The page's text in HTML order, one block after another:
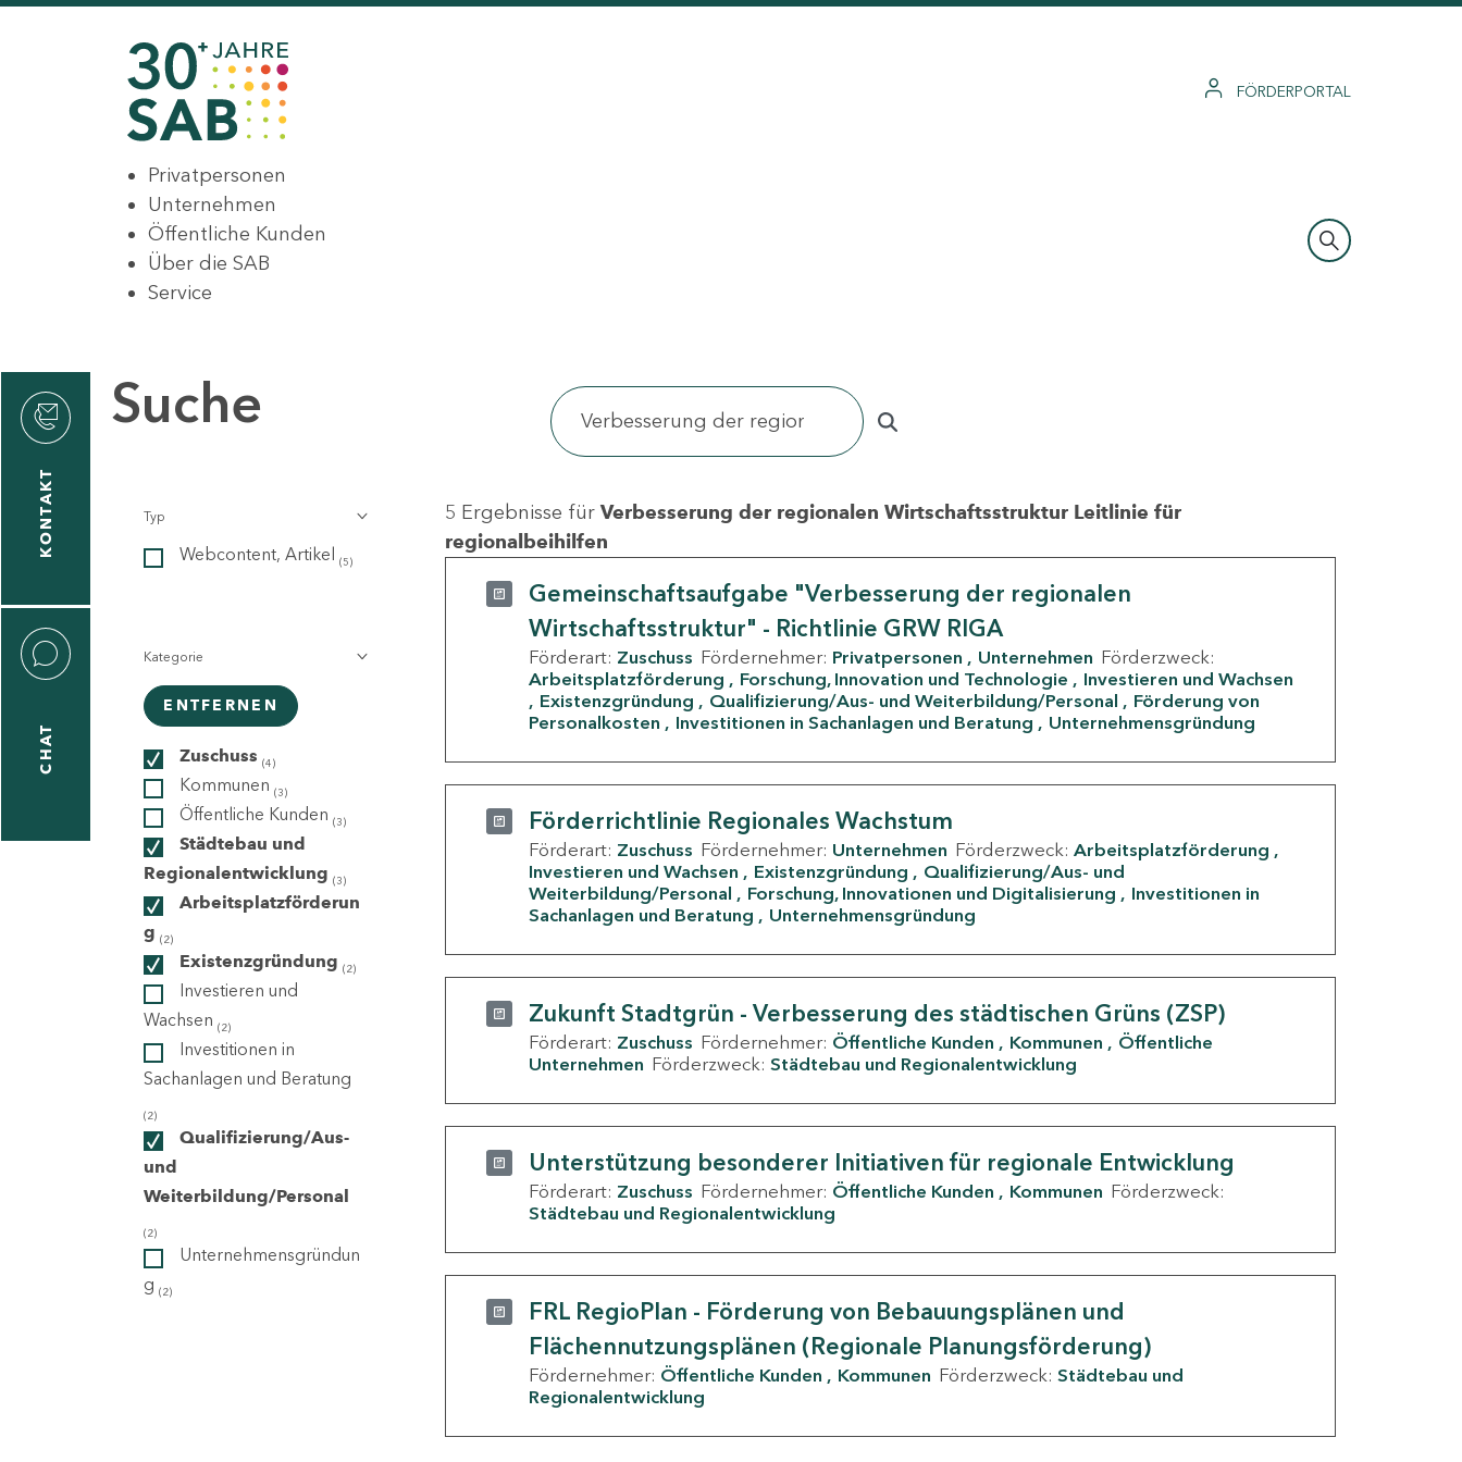
FÖRDERPORTAL
Privatpersonen
Unternehmen
Öffentliche Kunden
Über die SAB
Service
KONTAKT
CHAT
Suche
Typ
Webcontent, Artikel (5)
Kategorie
ENTFERNEN
Zuschuss (4)
Kommunen (3)
Öffentliche Kunden (3)
Städtebau und
Regionalentwicklung (3)
Arbeitsplatzförderun
g (2)
Existenzgründung (2)
Investieren und
Wachsen (2)
Investitionen in
Sachanlagen und Beratung
(2)
Qualifizierung/Aus-
und
Weiterbildung/Personal
(2)
Unternehmensgründun
g (2)
5 Ergebnisse für Verbesserung der regionalen Wirtschaftsstruktur Leitlinie für
regionalbeihilfen
Gemeinschaftsaufgabe "Verbesserung der regionalen
Wirtschaftsstruktur" - Richtlinie GRW RIGA
Förderart: Zuschuss Fördernehmer: Privatpersonen Unternehmen Förderzweck:
Arbeitsplatzförderung
Forschung, Innovation und Technologie
Investieren und Wachsen
Existenzgründung
Qualifizierung/Aus- und Weiterbildung/Personal
Förderung von
Personalkosten
Investitionen in Sachanlagen und Beratung Unternehmensgründung
Förderrichtlinie Regionales Wachstum
Förderart: Zuschuss Fördernehmer: Unternehmen Förderzweck: Arbeitsplatzförderung
Investieren und Wachsen
Existenzgründung
Qualifizierung/Aus- und
Weiterbildung/Personal
Forschung, Innovationen und Digitalisierung
Investitionen in
Sachanlagen und Beratung
Unternehmensgründung
Zukunft Stadtgrün - Verbesserung des städtischen Grüns (ZSP)
Förderart: Zuschuss Fördernehmer: Öffentliche Kunden Kommunen
Öffentliche
Unternehmen Förderzweck: Städtebau und Regionalentwicklung
Unterstützung besonderer Initiativen für regionale Entwicklung
Förderart: Zuschuss Fördernehmer: Öffentliche Kunden Kommunen Förderzweck:
Städtebau und Regionalentwicklung
FRL RegioPlan - Förderung von Bebauungsplänen und
Flächennutzungsplänen (Regionale Planungsförderung)
Fördernehmer: Öffentliche Kunden Kommunen Förderzweck: Städtebau und
Regionalentwicklung